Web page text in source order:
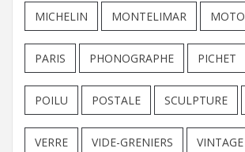
MICHELIN MONTELIMAR MOTO
PARIS PHONOGRAPHE PICHET
POILU POSTALE SCULPTURE
VERRE VIDE-GRENIERS VINTAGE